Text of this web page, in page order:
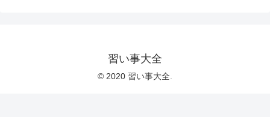
習い事大全
© 2020 習い事大全.